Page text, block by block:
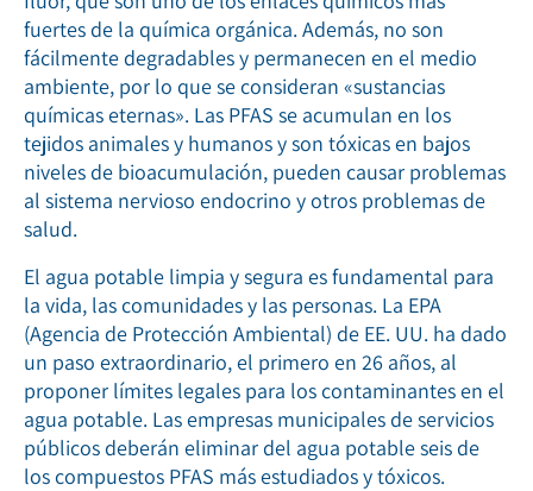
fuertes de la química orgánica. Además, no son
fácilmente degradables y permanecen en el medio
ambiente, por lo que se consideran «sustancias
químicas eternas». Las PFAS se acumulan en los
tejidos animales y humanos y son tóxicas en bajos
niveles de bioacumulación, pueden causar problemas
al sistema nervioso endocrino y otros problemas de
salud.
El agua potable limpia y segura es fundamental para
la vida, las comunidades y las personas. La EPA
(Agencia de Protección Ambiental) de EE. UU. ha dado
un paso extraordinario, el primero en 26 años, al
proponer límites legales para los contaminantes en el
agua potable. Las empresas municipales de servicios
públicos deberán eliminar del agua potable seis de
los compuestos PFAS más estudiados y tóxicos.